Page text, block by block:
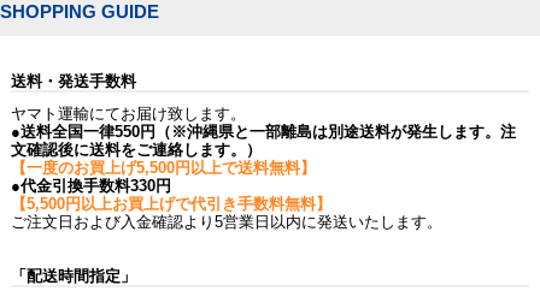
SHOPPING GUIDE
送料・発送手数料
ヤマト運輸にてお届け致します。
●送料全国一律550円（※沖縄県と一部離島は別途送料が発生します。注
文確認後に送料をご連絡します。）
【一度のお買上げ5,500円以上で送料無料】
●代金引換手数料330円
【5,500円以上お買上げで代引き手数料無料】
ご注文日および入金確認より5営業日以内に発送いたします。
「配送時間指定」